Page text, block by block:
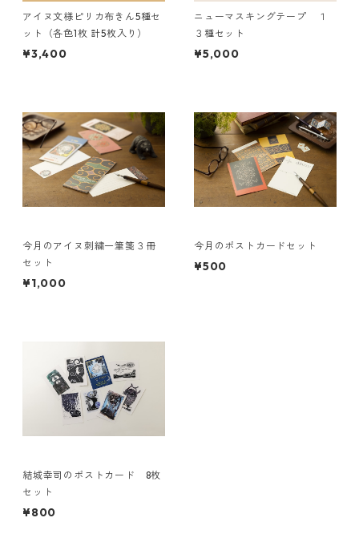
アイヌ文様ピリカ布きん5種セ
ット（各色1枚 計5枚入り）
¥3,400
ニューマスキングテープ １
３種セット
¥5,000
今月のアイヌ刺繍一筆箋３冊
セット
¥1,000
今月のポストカードセット
¥500
結城幸司のポストカード 8枚
セット
¥800